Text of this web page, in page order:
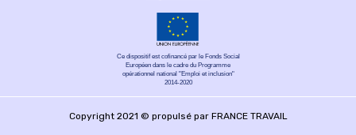
Ce dispositif est cofinancé par le Fonds Social
Européen dans le cadre du Programme
opérationnel national "Emploi et inclusion"
2014-2020
Copyright 2021 © propulsé par FRANCE TRAVAIL